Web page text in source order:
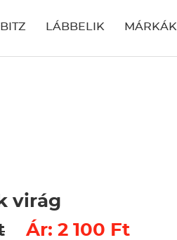
LÁBBELIK MÁRKÁK
virág
Ár: 2 100 Ft